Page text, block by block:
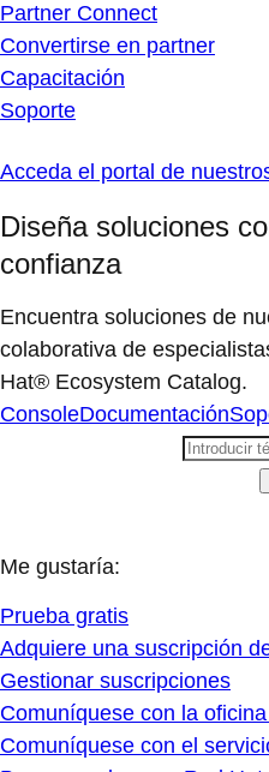
Partner Connect
Convertirse en partner
Capacitación
Soporte
Acceda el portal de
Diseña soluciones
confianza
Encuentra soluciones de
colaborativa de
Hat® Ecosystem Catalog.
ConsoleDocumentación
Me gustaría:
Prueba gratis
Adquiere una suscripción
Gestionar suscripciones
Comuníquese con la
Comuníquese con el